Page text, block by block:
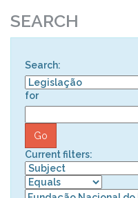
SEARCH
Search:
for
Current filters: